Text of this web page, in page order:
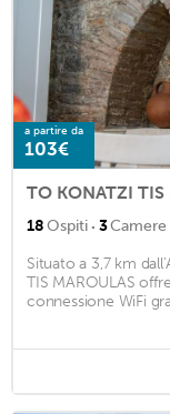
a partire da
103€
TO KONATZI TIS
18Ospiti · 3Camere
Situato a 3,7 km
TIS MAROULAS
connessione WiFi